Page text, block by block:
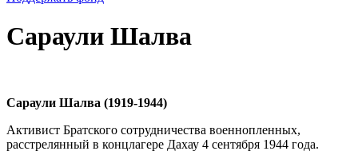
Сараули Шалва
Сараули Шалва (1919-1944)
Активист Братского сотрудничества военнопленных,
расстрелянный в концлагере Дахау 4 сентября 1944 года.